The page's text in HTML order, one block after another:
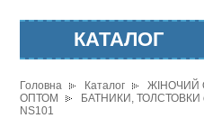
КАТАЛОГ
Головна Каталог ЖІНОЧИЙ
ОПТОМ
БАТНИКИ, ТОЛСТОВКИ
NS101